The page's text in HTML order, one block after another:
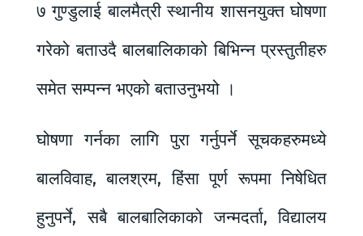
७ गुण्डुलाई बालमैत्री स्थानीय शासनयुक्त घोषणा
गरेको बताउदै बालबालिकाको बिभिन्न प्रस्तुतीहरु
समेत सम्पन्न भएको बताउनुभयो ।
घोषणा गर्नका लागि पुरा गर्नुपर्ने सूचकहरुमध्ये
बालविवाह, बालश्रम, हिंसा पूर्ण रूपमा निषेधित
हुनुपर्ने, सबै बालबालिकाको जन्मदर्ता, विद्यालय